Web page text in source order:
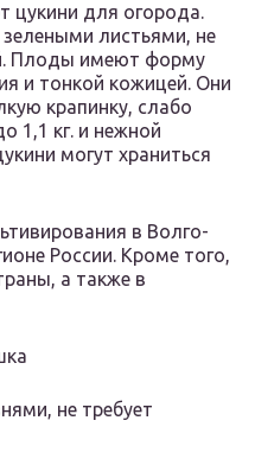
цукини для огорода.
листьями, не
Плоды имеют форму
и тонкой кожицей. Они
крапинку, слабо
1,1 кг. и нежной
могут храниться
в Волго-
России. Кроме того,
а также в
не требует